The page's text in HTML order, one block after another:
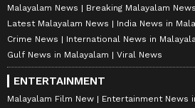
Malayalam News
Breaking Malayalam News
Latest Malayalam News
India News in
Crime News
International News in
Gulf News in Malayalam
Viral News
ENTERTAINMENT
Malayalam Film New
Entertainment News